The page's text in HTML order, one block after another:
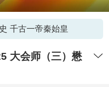
千古一帝秦始皇
大会师（三）懋